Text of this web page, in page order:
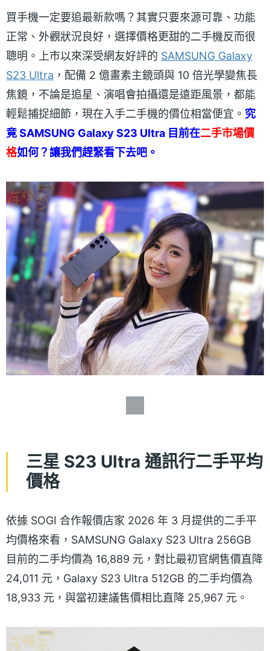
買手機一定要追最新款嗎？其實只要來源可靠、功能
正常、外觀狀況良好，選擇價格更甜的二手機反而很
聰明。上市以來深受網友好評的 SAMSUNG Galaxy
S23 Ultra ，配備 2 億畫素主鏡頭與 10 倍光學變焦長
焦鏡，不論是追星、演唱會拍攝還是遠距風景，都能
輕鬆捕捉細節，現在入手二手機的價位相當便宜。 究
竟 SAMSUNG Galaxy S23 Ultra 目前在二手市場價
格如何？讓我們趕緊看下去吧。
三星 S23 Ultra 通訊行二手平均
價格
依據 SOGI 合作報價店家 2026 年 3 月提供的二手平
均價格來看，SAMSUNG Galaxy S23 Ultra 256GB
目前的二手均價為 16,889 元，對比最初官網售價直降
24,011 元，Galaxy S23 Ultra 512GB 的二手均價為
18,933 元，與當初建議售價相比直降 25,967 元。